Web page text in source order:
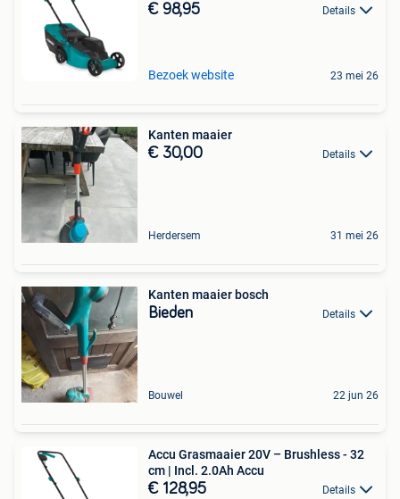
€ 98,95 Details
Bezoek website 23 mei 26
Kanten maaier
€ 30,00 Details
Herdersem 31 mei 26
Kanten maaier bosch
Bieden Details
Bouwel 22 jun 26
Accu Grasmaaier 20V – Brushless - 32
cm | Incl. 2.0Ah Accu
€ 128,95 Details